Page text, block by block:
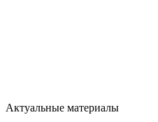
Актуальные материалы